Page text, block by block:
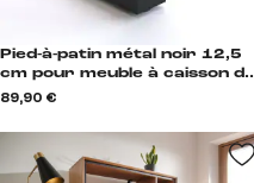
Pied-à-patin métal noir 12,5
cm pour meuble à caisson de
profondeur 40 cm (set de 2)
89,90 €